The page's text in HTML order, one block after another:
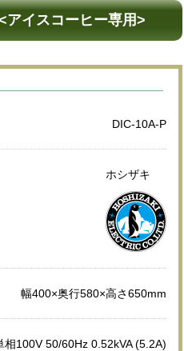
アイスコーヒー専用>
DIC-10A-P
ホシザキ
幅400×奥行580×高さ650mm
相100V 50/60Hz 0.52kVA (5.2A)